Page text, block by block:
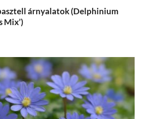
árnyalatok (Delphinium
Mix’)